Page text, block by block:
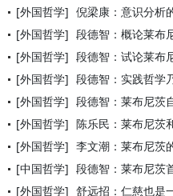
[外国哲学] 倪梁康：意识分析的两
[外国哲学] 段德智：概论莱布尼茨
[外国哲学] 段德智：试论莱布尼茨
[外国哲学] 段德智：实践哲学
[外国哲学] 段德智：莱布尼茨
[外国哲学] 陈乐民：莱布尼茨
[外国哲学] 李文潮：莱布尼茨的
[中国哲学] 段德智：莱布尼茨
[外国哲学] 舒远招：仁慈也是